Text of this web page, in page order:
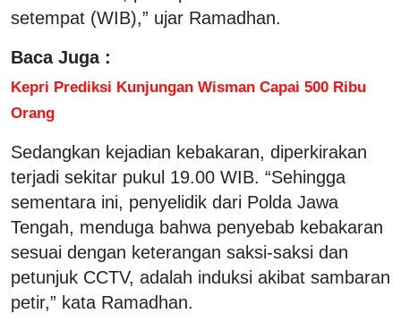
setempat (WIB),” ujar Ramadhan.
Baca Juga :
Kepri Prediksi Kunjungan Wisman Capai 500 Ribu
Orang
Sedangkan kejadian kebakaran, diperkirakan
terjadi sekitar pukul 19.00 WIB. “Sehingga
sementara ini, penyelidik dari Polda Jawa
Tengah, menduga bahwa penyebab kebakaran
sesuai dengan keterangan saksi-saksi dan
petunjuk CCTV, adalah induksi akibat sambaran
petir,” kata Ramadhan.